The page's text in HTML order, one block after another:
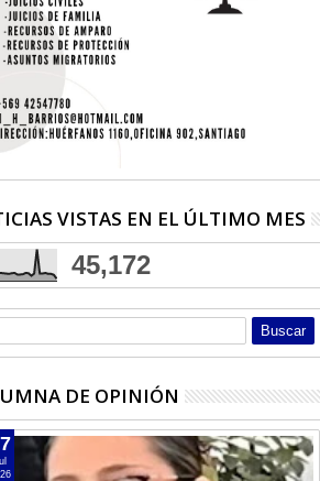
VISTAS EN EL ÚLTIMO MES
45,172
DE OPINIÓN